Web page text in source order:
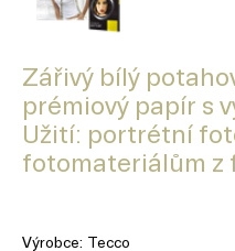
Zářivý bílý
prémiový papír s
Užití: portrétní
fotomateriálům z
Výrobce Tecco